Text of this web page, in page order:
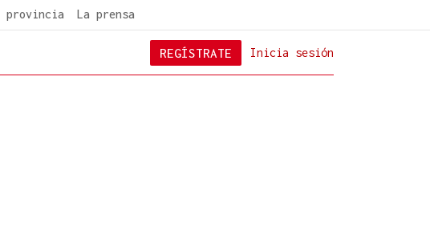
provincia La prensa
Inicia sesión
REGÍSTRATE